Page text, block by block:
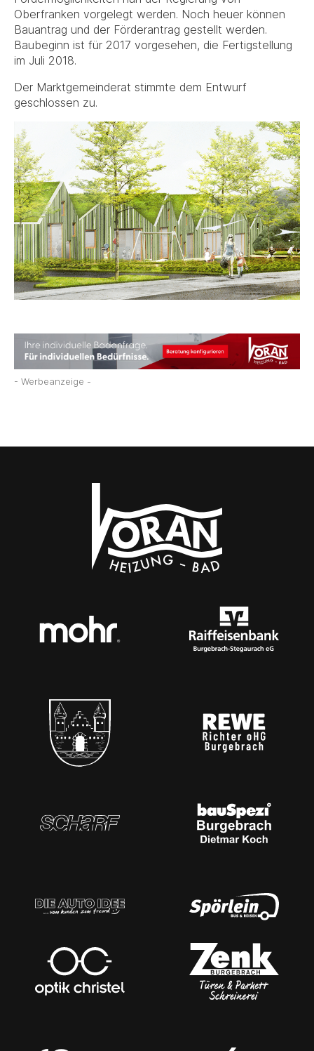
Oberfranken vorgelegt werden. Noch heuer können
Bauantrag und der Förderantrag gestellt werden.
Baubeginn ist für 2017 vorgesehen, die Fertigstellung
im Juli 2018.
Der Marktgemeinderat stimmte dem Entwurf
geschlossen zu.
- Werbeanzeige -